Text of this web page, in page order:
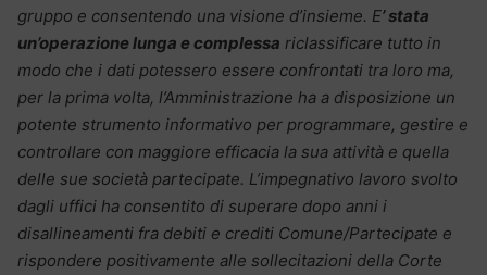
gruppo e consentendo una visione d’insieme. E’ stata
un’operazione lunga e complessa riclassificare tutto in
modo che i dati potessero essere confrontati tra loro ma,
per la prima volta, l’Amministrazione ha a disposizione un
potente strumento informativo per programmare, gestire e
controllare con maggiore efficacia la sua attività e quella
delle sue società partecipate. L’impegnativo lavoro svolto
dagli uffici ha consentito di superare dopo anni i
disallineamenti fra debiti e crediti Comune/Partecipate e
rispondere positivamente alle sollecitazioni della Corte